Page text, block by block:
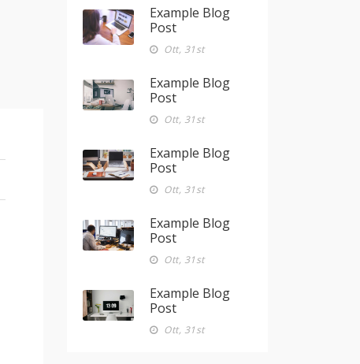
Example Blog
Post
Ott, 31st
Example Blog
Post
Ott, 31st
Example Blog
Post
Ott, 31st
Example Blog
Post
Ott, 31st
Example Blog
Post
Ott, 31st